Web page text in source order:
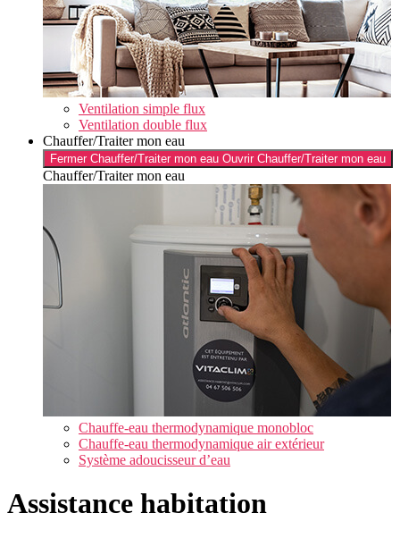
Ventilation simple flux
Ventilation double flux
Chauffer/Traiter mon eau
Fermer Chauffer/Traiter mon eau Ouvrir Chauffer/Traiter mon eau
Chauffer/Traiter mon eau
Chauffe-eau thermodynamique monobloc
Chauffe-eau thermodynamique air extérieur
Système adoucisseur d’eau
Assistance habitation